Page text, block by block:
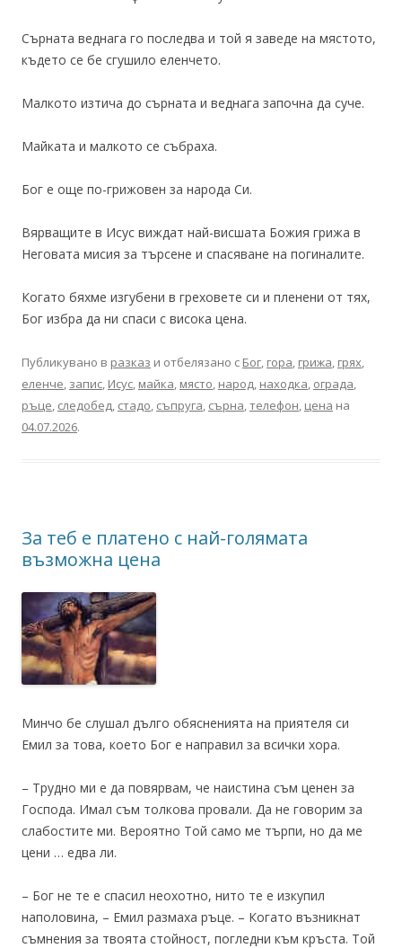
Сърната веднага го последва и той я заведе на мястото,
където се бе сгушило еленчето.
Малкото изтича до сърната и веднага започна да суче.
Майката и малкото се събраха.
Бог е още по-грижовен за народа Си.
Вярващите в Исус виждат най-висшата Божия грижа в
Неговата мисия за търсене и спасяване на погиналите.
Когато бяхме изгубени в греховете си и пленени от тях,
Бог избра да ни спаси с висока цена.
Публикувано в разказ и отбелязано с Бог гора грижа грях
еленче запис Исус майка място народ находка ограда
ръце следобед стадо съпруга сърна телефон цена на
04.07.2026.
За теб е платено с най-голямата
възможна цена
Минчо бе слушал дълго обясненията на приятеля си
Емил за това, което Бог е направил за всички хора.
– Трудно ми е да повярвам, че наистина съм ценен за
Господа. Имал съм толкова провали. Да не говорим за
слабостите ми. Вероятно Той само ме търпи, но да ме
цени … едва ли.
– Бог не те е спасил неохотно, нито те е изкупил
наполовина, – Емил размаха ръце. – Когато възникнат
съмнения за твоята стойност, погледни към кръста. Той